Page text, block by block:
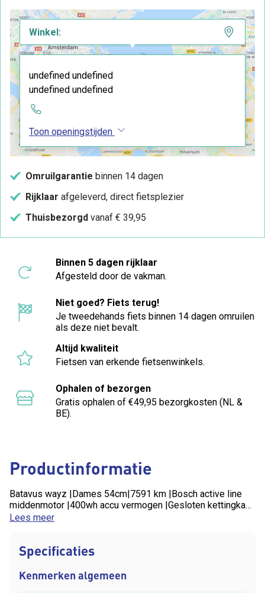
Productinformatie
Batavus wayz |Dames 54cm|7591 km |Bosch active line
middenmotor |400wh accu vermogen |Gesloten kettingkast
|Hydraulische Remmen |7 versnellingen |Geveerde
Lees meer
Specificaties
Kenmerken algemeen
Winkel:
undefined undefined
undefined undefined
Toon openingstijden
Omruilgarantie binnen 14 dagen
Rijklaar afgeleverd, direct fietsplezier
Thuisbezorgd vanaf € 39,95
Binnen 5 dagen rijklaar
Afgesteld door de vakman.
Niet goed? Fiets terug!
Je tweedehands fiets binnen 14 dagen omruilen
als deze niet bevalt.
Altijd kwaliteit
Fietsen van erkende fietsenwinkels.
Ophalen of bezorgen
Gratis ophalen of €49,95 bezorgkosten (NL &
BE).